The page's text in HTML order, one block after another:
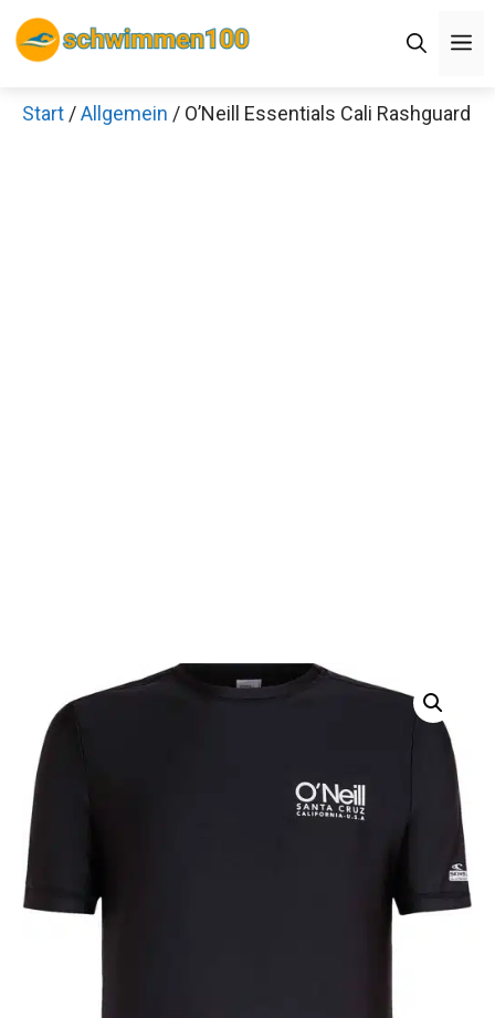
Zum
Inhalt
Start /Allgemein / O’Neill Essentials Cali Rashguard